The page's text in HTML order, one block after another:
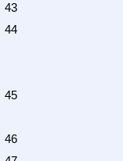
43
44
45
46